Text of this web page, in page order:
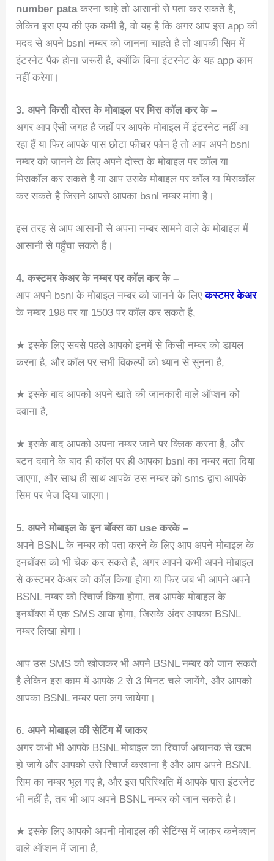
number pataकरना चाहे तो आसानी से पता कर सकते है,
लेकिन इस एप्प की एक कमी है, वो यह है कि अगर आप इस app की
मदद से अपने bsnl नम्बर को जानना चाहते है तो आपकी सिम में
इंटरनेट पैक होना जरूरी है, क्योंकि बिना इंटरनेट के यह app काम
नहीं करेगा।
3. अपने किसी दोस्त के मोबाइल पर मिस कॉल कर के –
अगर आप ऐसी जगह है जहाँ पर आपके मोबाइल में इंटरनेट नहीं आ
रहा हैं या फिर आपके पास छोटा फीचर फोन है तो आप अपने bsnl
नम्बर को जानने के लिए अपने दोस्त के मोबाइल पर कॉल या
मिसकॉल कर सकते है या आप उसके मोबाइल पर कॉल या मिसकॉल
कर सकते है जिसने आपसे आपका bsnl नम्बर मांगा है।
इस तरह से आप आसानी से अपना नम्बर सामने वाले के मोबाइल में
आसानी से पहुँचा सकते है।
4. कस्टमर केअर के नम्बर पर कॉल कर के –
आप अपने bsnl के मोबाइल नम्बर को जानने के लिएकस्टमर केअर
के नम्बर 198 पर या 1503 पर कॉल कर सकते है,
★ इसके लिए सबसे पहले आपको इनमें से किसी नम्बर को डायल
करना है, और कॉल पर सभी विकल्पों को ध्यान से सुनना है,
★ इसके बाद आपको अपने खाते की जानकारी वाले ऑप्शन को
दवाना है,
★ इसके बाद आपको अपना नम्बर जाने पर क्लिक करना है, और
बटन दवाने के बाद ही कॉल पर ही आपका bsnl का नम्बर बता दिया
जाएगा, और साथ ही साथ आपके उस नम्बर को sms द्वारा आपके
सिम पर भेज दिया जाएगा।
5. अपने मोबाइल के इन बॉक्स का use करके –
अपने BSNL के नम्बर को पता करने के लिए आप अपने मोबाइल के
इनबॉक्स को भी चेक कर सकते है, अगर आपने कभी अपने मोबाइल
से कस्टमर केअर को कॉल किया होगा या फिर जब भी आपने अपने
BSNL नम्बर को रिचार्ज किया होगा, तब आपके मोबाइल के
इनबॉक्स में एक SMS आया होगा, जिसके अंदर आपका BSNL
नम्बर लिखा होगा।
आप उस SMS को खोजकर भी अपने BSNL नम्बर को जान सकते
है लेकिन इस काम में आपके 2 से 3 मिनट चले जायेंगे, और आपको
आपका BSNL नम्बर पता लग जायेगा।
6. अपने मोबाइल की सेटिंग में जाकर
अगर कभी भी आपके BSNL मोबाइल का रिचार्ज अचानक से खत्म
हो जाये और आपको उसे रिचार्ज करवाना है और आप अपने BSNL
सिम का नम्बर भूल गए है, और इस परिस्थिति में आपके पास इंटरनेट
भी नहीं है, तब भी आप अपने BSNL नम्बर को जान सकते है।
★ इसके लिए आपको अपनी मोबाइल की सेटिंग्स में जाकर कनेक्शन
वाले ऑप्शन में जाना है,